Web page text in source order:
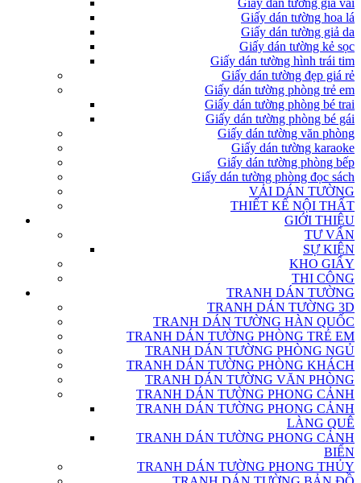
Giấy dán tường giả vải
Giấy dán tường hoa lá
Giấy dán tường giả da
Giấy dán tường kẻ sọc
Giấy dán tường hình trái tim
Giấy dán tường đẹp giá rẻ
Giấy dán tường phòng trẻ em
Giấy dán tường phòng bé trai
Giấy dán tường phòng bé gái
Giấy dán tường văn phòng
Giấy dán tường karaoke
Giấy dán tường phòng bếp
Giấy dán tường phòng đọc sách
VẢI DÁN TƯỜNG
THIẾT KẾ NỘI THẤT
GIỚI THIỆU
TƯ VẤN
SỰ KIỆN
KHO GIẤY
THI CÔNG
TRANH DÁN TƯỜNG
TRANH DÁN TƯỜNG 3D
TRANH DÁN TƯỜNG HÀN QUỐC
TRANH DÁN TƯỜNG PHÒNG TRẺ EM
TRANH DÁN TƯỜNG PHÒNG NGỦ
TRANH DÁN TƯỜNG PHÒNG KHÁCH
TRANH DÁN TƯỜNG VĂN PHÒNG
TRANH DÁN TƯỜNG PHONG CẢNH
TRANH DÁN TƯỜNG PHONG CẢNH
LÀNG QUÊ
TRANH DÁN TƯỜNG PHONG CẢNH
BIỂN
TRANH DÁN TƯỜNG PHONG THỦY